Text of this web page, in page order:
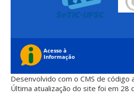
Desenvolvido com o CMS de
Última atualização do site foi em 28